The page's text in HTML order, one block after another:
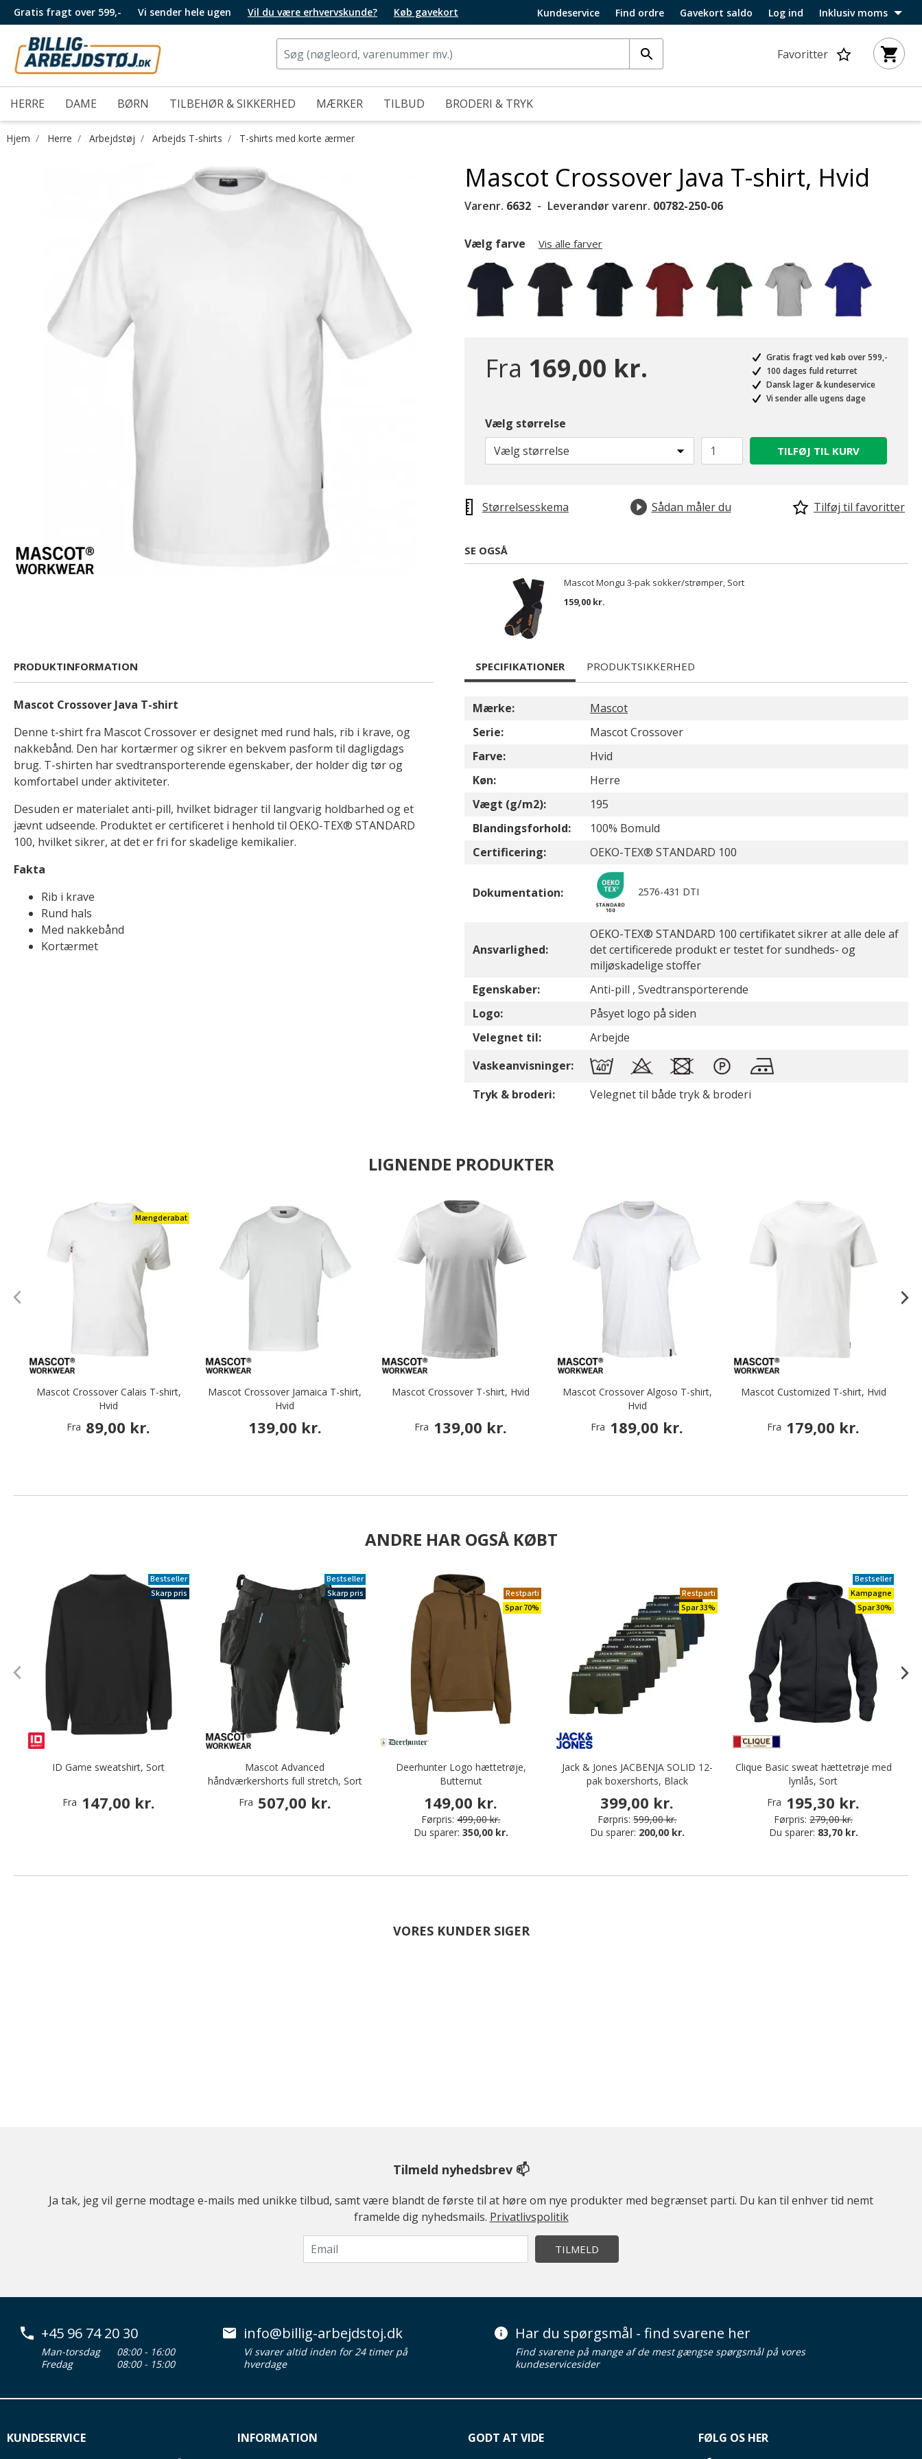
Gratis fragt over 599,- Vi sender hele ugen Vil du være erhvervskunde? Køb gavekort Kundeservice Find ordre Gavekort saldo Log ind Inklusiv moms
Favoritter
HERRE DAME BØRN TILBEHØR & SIKKERHED MÆRKER TILBUD BRODERI & TRYK
Hjem Herre Arbejdstøj Arbejds T-shirts T-shirts med korte ærmer
Mascot Crossover Java T-shirt, Hvid
Varenr. 6632 Leverandør varenr. 00782-250-06
Vælg farve Vis alle farver
Fra 169,00 kr.
Gratis fragt ved køb over 599,-
100 dages fuld returret
Dansk lager & kundeservice
Vi sender alle ugens dage
Vælg størrelse
Vælg størrelse
TILFØJ TIL KURV
Størrelsesskema Sådan måler du Tilføj til favoritter
SE OGSÅ
Mascot Mongu 3-pak sokker/strømper, Sort
159,00 kr.
PRODUKTINFORMATION
Mascot Crossover Java T-shirt
Denne t-shirt fra Mascot Crossover er designet med rund hals, rib i krave, og
nakkebånd. Den har kortærmer og sikrer en bekvem pasform til dagligdags
brug. T-shirten har svedtransporterende egenskaber, der holder dig tør og
komfortabel under aktiviteter.
Desuden er materialet anti-pill, hvilket bidrager til langvarig holdbarhed og et
jævnt udseende. Produktet er certificeret i henhold til OEKO-TEX® STANDARD
100, hvilket sikrer, at det er fri for skadelige kemikalier.
Fakta
Rib i krave
Rund hals
Med nakkebånd
Kortærmet
SPECIFIKATIONER PRODUKTSIKKERHED
Mærke:
Mascot
Serie:
Mascot Crossover
Farve:
Hvid
Køn:
Herre
Vægt (g/m2):
195
Blandingsforhold:
100% Bomuld
Certificering:
OEKO-TEX® STANDARD 100
Dokumentation: 2576-431 DTI
Ansvarlighed:
OEKO-TEX® STANDARD 100 certifikatet sikrer at alle dele af
det certificerede produkt er testet for sundheds- og
miljøskadelige stoffer
Egenskaber:
Anti-pill , Svedtransporterende
Logo:
Påsyet logo på siden
Velegnet til:
Arbejde
Vaskeanvisninger:
Tryk & broderi:
Velegnet til både tryk & broderi
LIGNENDE PRODUKTER
Mængderabat
Mascot Crossover Calais T-shirt,
Hvid
Fra 89,00 kr.
Mascot Crossover Jamaica T-shirt,
Hvid
139,00 kr.
Mascot Crossover T-shirt, Hvid
Fra 139,00 kr.
Mascot Crossover Algoso T-shirt,
Hvid
Fra 189,00 kr.
Mascot Customized T-shirt, Hvid
Fra 179,00 kr.
ANDRE HAR OGSÅ KØBT
Bestseller
Skarp pris
ID Game sweatshirt, Sort
Fra 147,00 kr.
Bestseller
Skarp pris
Mascot Advanced
håndværkershorts full stretch, Sort
Fra 507,00 kr.
Restparti
Spar 70%
Deerhunter Logo hættetrøje,
Butternut
149,00 kr.
Førpris: 499,00 kr.
Du sparer: 350,00 kr.
Restparti
Spar 33%
Jack & Jones JACBENJA SOLID 12-
pak boxershorts, Black
399,00 kr.
Førpris: 599,00 kr.
Du sparer: 200,00 kr.
Bestseller
Kampagne
Spar 30%
Clique Basic sweat hættetrøje med
lynlås, Sort
Fra 195,30 kr.
Førpris: 279,00 kr.
Du sparer: 83,70 kr.
VORES KUNDER SIGER
Tilmeld nyhedsbrev 📫
Ja tak, jeg vil gerne modtage e-mails med unikke tilbud, samt være blandt de første til at høre om nye produkter med begrænset parti. Du kan til enhver tid nemt
framelde dig nyhedsmails. Privatlivspolitik
TILMELD
+45 96 74 20 30
Man-torsdag
08:00 - 16:00
Fredag
08:00 - 15:00
info@billig-arbejdstoj.dk
Vi svarer altid inden for 24 timer på
hverdage
Har du spørgsmål - find svarene her
Find svarene på mange af de mest gængse spørgsmål på vores
kundeservicesider
KUNDESERVICE
INFORMATION
GODT AT VIDE
FØLG OS HER